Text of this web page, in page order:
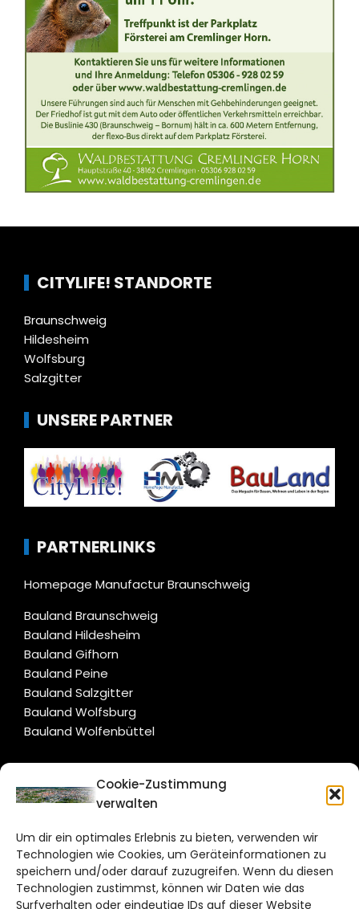
Cookie-Zustimmung
verwalten
Um dir ein optimales Erlebnis zu bieten, verwenden wir
Technologien wie Cookies, um Geräteinformationen zu
speichern und/oder darauf zuzugreifen. Wenn du diesen
Technologien zustimmst, können wir Daten wie das
Surfverhalten oder eindeutige IDs auf dieser Website
CITYLIFE! STANDORTE
Braunschweig
Hildesheim
Wolfsburg
Salzgitter
UNSERE PARTNER
PARTNERLINKS
Homepage Manufactur Braunschweig
Bauland Braunschweig
Bauland Hildesheim
Bauland Gifhorn
Bauland Peine
Bauland Salzgitter
Bauland Wolfsburg
Bauland Wolfenbüttel
CITYLIFE!
Bruchtorwall 12
38100 Braunschweig
Telefon: 0531 387220 – 65